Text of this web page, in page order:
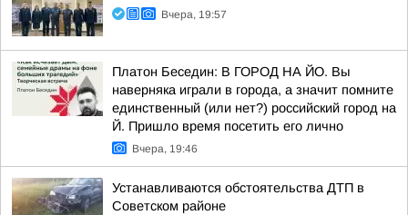
Вчера, 19:57
Платон Беседин: В ГОРОД НА ЙО. Вы
наверняка играли в города, а значит помните
единственный (или нет?) российский город на
Й. Пришло время посетить его лично
Вчера, 19:46
Устанавливаются обстоятельства ДТП в
Советском районе